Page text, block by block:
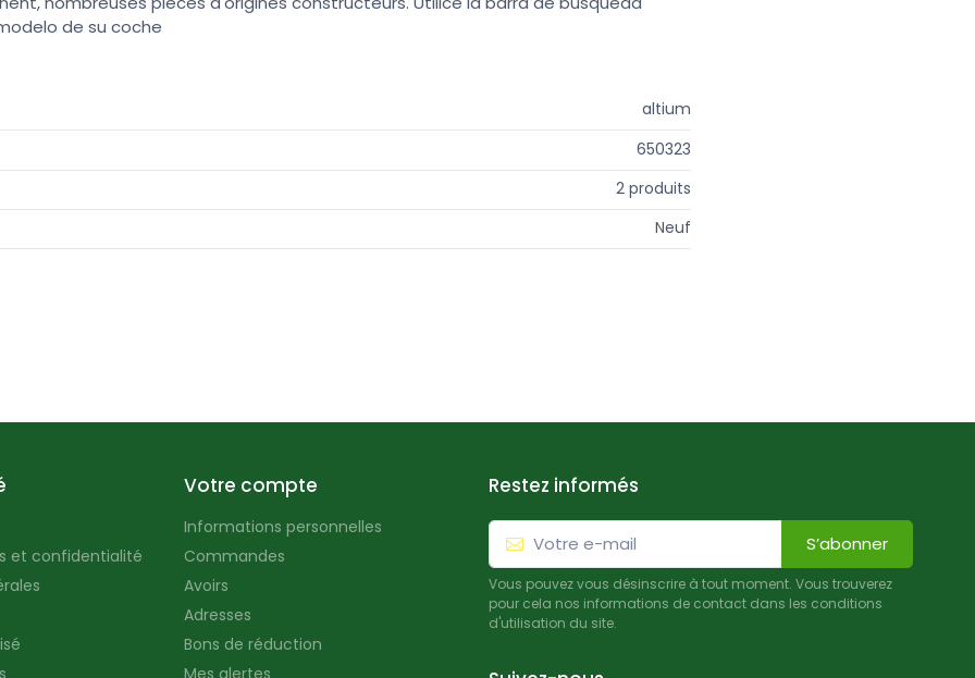
de su coche
altium
650323
2 produits
Neuf
et confidentialité
Votre compte
Informations personnelles
Commandes
Avoirs
Adresses
Bons de réduction
Mes alertes
Restez informés
S’abonner
Vous pouvez vous désinscrire à tout moment. Vous trouverez
pour cela nos informations de contact dans les conditions
d'utilisation du site.